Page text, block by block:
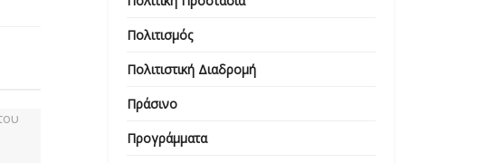
Πολιτισμός
Πολιτιστική Διαδρομή
Πράσινο
Προγράμματα